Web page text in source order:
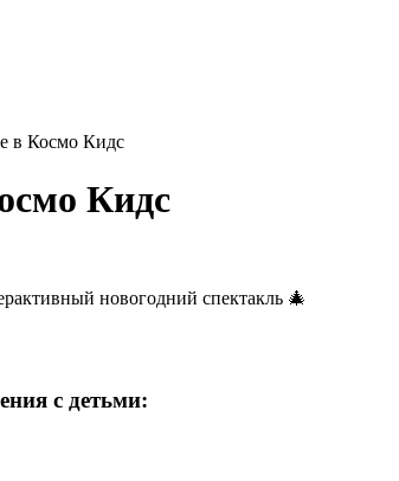
в Космо Кидс
Кидс
новогодний спектакль 🎄
с детьми: